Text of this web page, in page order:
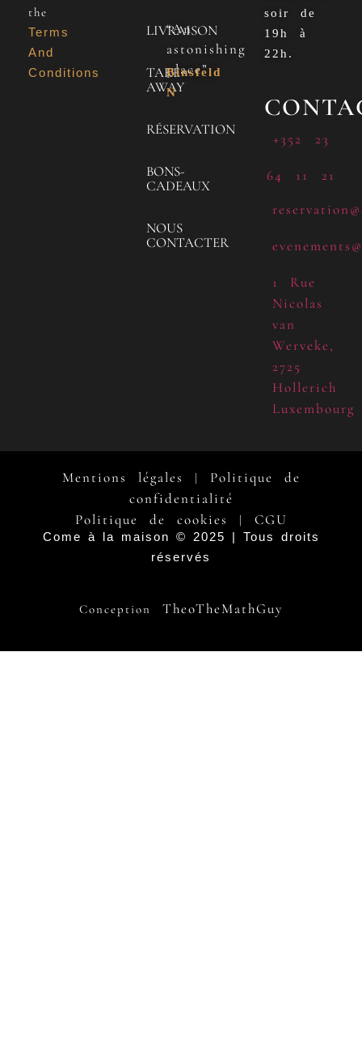
the
Terms
And
Conditions
LIVRAISON
TAKE
AWAY
RÉSERVATION
BONS-
CADEAUX
NOUS
CONTACTER
“An
astonishing
place”
Binsfeld
N
soir de
19h à
22h.
+352 23
64 11 21
1 Rue
Nicolas
van
Werveke,
2725
Hollerich
Luxembourg
Mentions légales | Politique de
confidentialité
Politique de cookies
| CGU
Come à la maison © 2025 | Tous droits
réservés
Conception TheoTheMathGuy